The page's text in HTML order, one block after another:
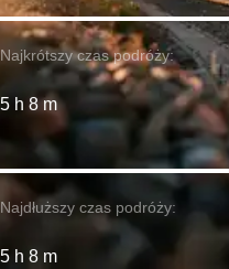
Najkrótszy czas podróży:
5 h 8 m
Najdłuższy czas podróży:
5 h 8 m